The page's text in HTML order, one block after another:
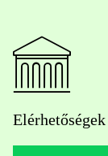
Elérhetőségek